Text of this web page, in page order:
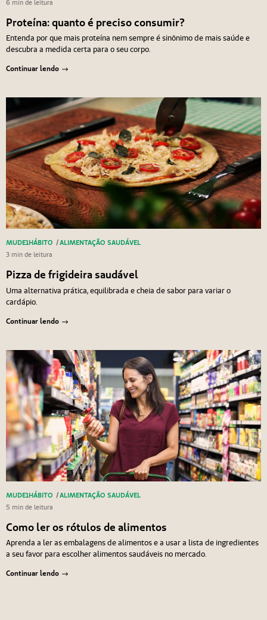
6 min de leitura
Proteína: quanto é preciso consumir?
Entenda por que mais proteína nem sempre é sinônimo de mais saúde e
descubra a medida certa para o seu corpo.
Continuar lendo
MUDE1HÁBITO /ALIMENTAÇÃO SAUDÁVEL
3 min de leitura
Pizza de frigideira saudável
Uma alternativa prática, equilibrada e cheia de sabor para variar o
cardápio.
Continuar lendo
MUDE1HÁBITO /ALIMENTAÇÃO SAUDÁVEL
5 min de leitura
Como ler os rótulos de alimentos
Aprenda a ler as embalagens de alimentos e a usar a lista de ingredientes
a seu favor para escolher alimentos saudáveis no mercado.
Continuar lendo